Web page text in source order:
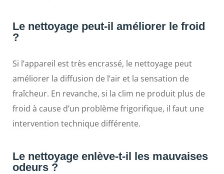
Le nettoyage peut-il améliorer le froid
?
Si l’appareil est très encrassé, le nettoyage peut
améliorer la diffusion de l’air et la sensation de
fraîcheur. En revanche, si la clim ne produit plus de
froid à cause d’un problème frigorifique, il faut une
intervention technique différente.
Le nettoyage enlève-t-il les mauvaises
odeurs ?